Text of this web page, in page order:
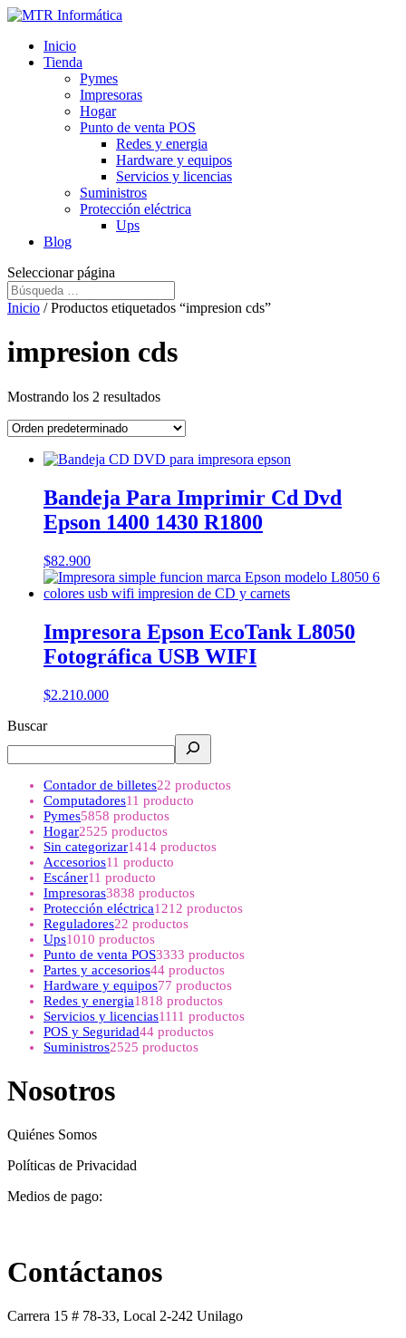
Inicio
Tienda
Pymes
Impresoras
Hogar
Punto de venta POS
Redes y energia
Hardware y equipos
Servicios y licencias
Suministros
Protección eléctrica
Ups
Blog
Seleccionar página
Inicio / Productos etiquetados “impresion cds”
impresion cds
Mostrando los 2 resultados
Bandeja Para Imprimir Cd Dvd
Epson 1400 1430 R1800
$82.900
Impresora Epson EcoTank L8050
Fotográfica USB WIFI
$2.210.000
Buscar
Contador de billetes22 productos
Computadores11 producto
Pymes5858 productos
Hogar2525 productos
Sin categorizar1414 productos
Accesorios11 producto
Escáner11 producto
Impresoras3838 productos
Protección eléctrica1212 productos
Reguladores22 productos
Ups1010 productos
Punto de venta POS3333 productos
Partes y accesorios44 productos
Hardware y equipos77 productos
Redes y energia1818 productos
Servicios y licencias1111 productos
POS y Seguridad44 productos
Suministros2525 productos
Nosotros
Quiénes Somos
Políticas de Privacidad
Medios de pago:
Contáctanos
Carrera 15 # 78-33, Local 2-242 Unilago